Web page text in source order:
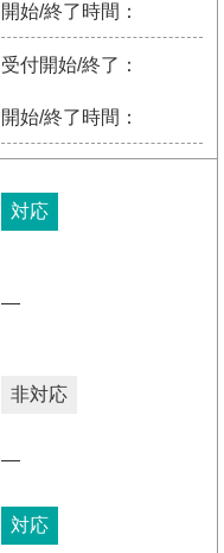
開始/終了時間：
受付開始/終了：
開始/終了時間：
対応
―
非対応
―
対応